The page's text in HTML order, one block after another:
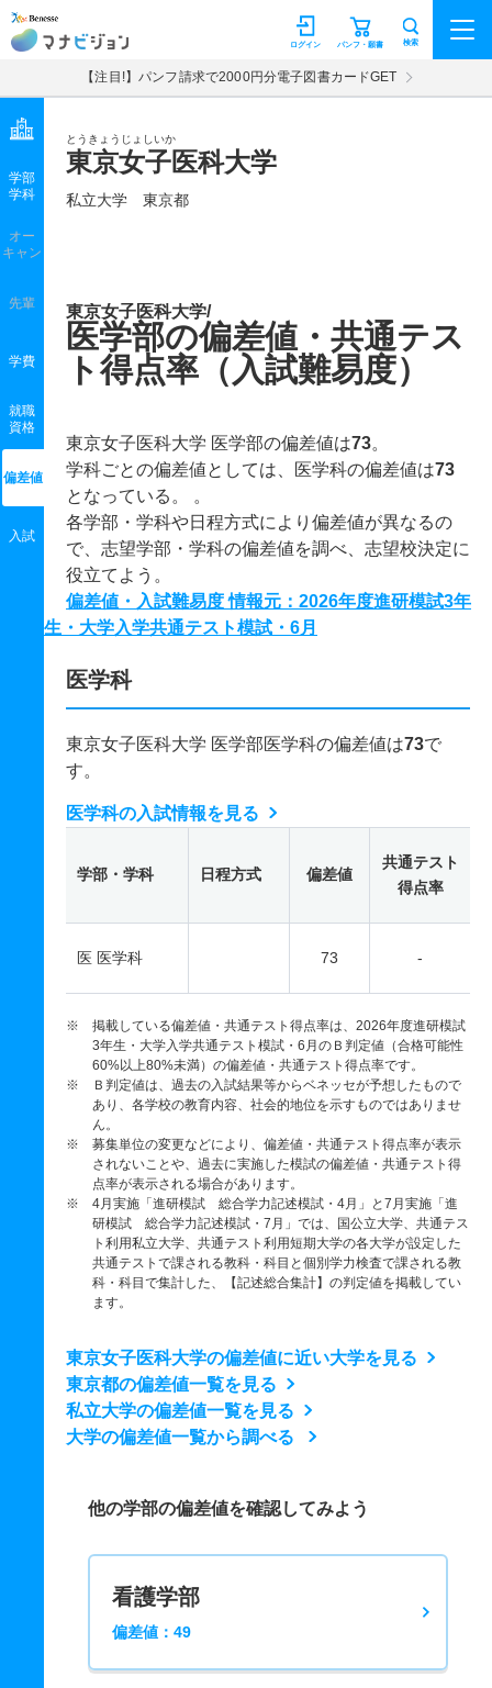
マナビジョン パンフ・願書
ログイン 検索
【注目!】パンフ請求で2000円分電子図書カードGET
とうきょうじょしいか
東京女子医科大学
私立大学 東京都
学部
学科
オー
キャン
先輩
学費
就職
資格
偏差値
入試
東京女子医科大学/
医学部の偏差値・共通テス
ト得点率（入試難易度）
東京女子医科大学 医学部の偏差値は73。
学科ごとの偏差値としては、医学科の偏差値は73
となっている。 。
各学部・学科や日程方式により偏差値が異なるの
で、志望学部・学科の偏差値を調べ、志望校決定に
役立てよう。
偏差値・入試難易度 情報元：2026年度進研模試3年
生・大学入学共通テスト模試・6月
医学科
東京女子医科大学 医学部医学科の偏差値は73で
す。
医学科の入試情報を見る
学部・学科 日程方式 偏差値
共通テスト
得点率
医 医学科 73 -
※ 掲載している偏差値・共通テスト得点率は、2026年度進研模試
3年生・大学入学共通テスト模試・6月のＢ判定値（合格可能性
60%以上80%未満）の偏差値・共通テスト得点率です。
※ Ｂ判定値は、過去の入試結果等からベネッセが予想したもので
あり、各学校の教育内容、社会的地位を示すものではありませ
ん。
※ 募集単位の変更などにより、偏差値・共通テスト得点率が表示
されないことや、過去に実施した模試の偏差値・共通テスト得
点率が表示される場合があります。
※ 4月実施「進研模試 総合学力記述模試・4月」と7月実施「進
研模試 総合学力記述模試・7月」では、国公立大学、共通テス
ト利用私立大学、共通テスト利用短期大学の各大学が設定した
共通テストで課される教科・科目と個別学力検査で課される教
科・科目で集計した、【記述総合集計】の判定値を掲載してい
ます。
東京女子医科大学の偏差値に近い大学を見る
東京都の偏差値一覧を見る
私立大学の偏差値一覧を見る
大学の偏差値一覧から調べる
他の学部の偏差値を確認してみよう
看護学部
偏差値：49